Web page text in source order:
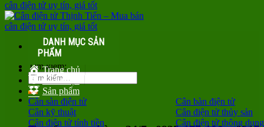
Tìm kiếm:
DANH MỤC SẢN
PHẨM
Trang chủ
Giới thiệu
Sản phẩm
Cân sàn điện tử
Cân bàn điện tử
Cân kỹ thuật
Cân điện tử thủy sản
Cân điện tử tính tiền
Cân điện tử thông dụng